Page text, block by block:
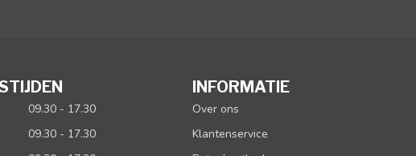
09.30 - 17.30
09.30 - 17.30
INFORMATIE
Over ons
Klantenservice